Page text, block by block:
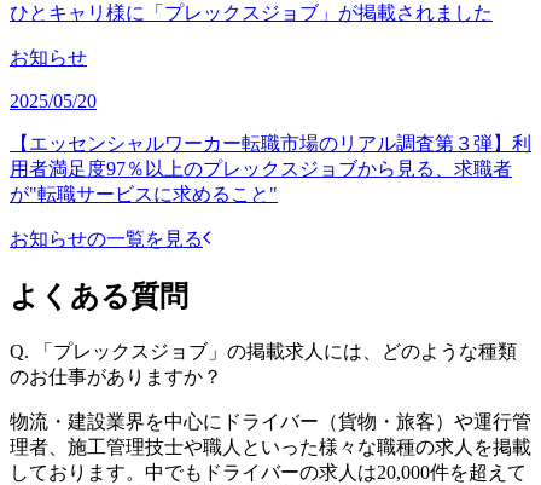
ひとキャリ様に「プレックスジョブ」が掲載されました
お知らせ
2025/05/20
【エッセンシャルワーカー転職市場のリアル調査第３弾】利
用者満足度97％以上のプレックスジョブから見る、求職者
が"転職サービスに求めること"
お知らせの一覧を見る
よくある質問
Q.
「プレックスジョブ」の掲載求人には、どのような種類
のお仕事がありますか？
物流・建設業界を中心にドライバー（貨物・旅客）や運行管
理者、施工管理技士や職人といった様々な職種の求人を掲載
しております。中でもドライバーの求人は20,000件を超えて